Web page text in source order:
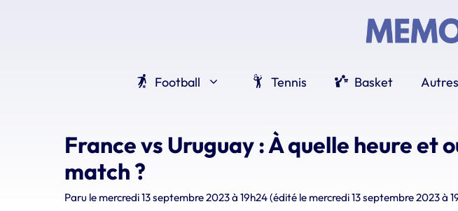
Football
Tennis Basket
France vs Uruguay : À quelle heure et
match ?
Paru le mercredi 13 septembre 2023 à 19h24(édité le mercredi 13 septembre 2023 à